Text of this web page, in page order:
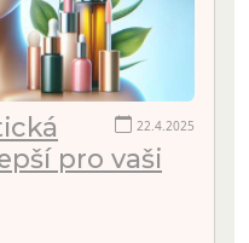
22.4.2025
pro vaši